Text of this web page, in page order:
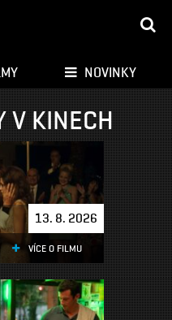
V KINECH
13. 8. 2026
VÍCE O FILMU
NOVINKY